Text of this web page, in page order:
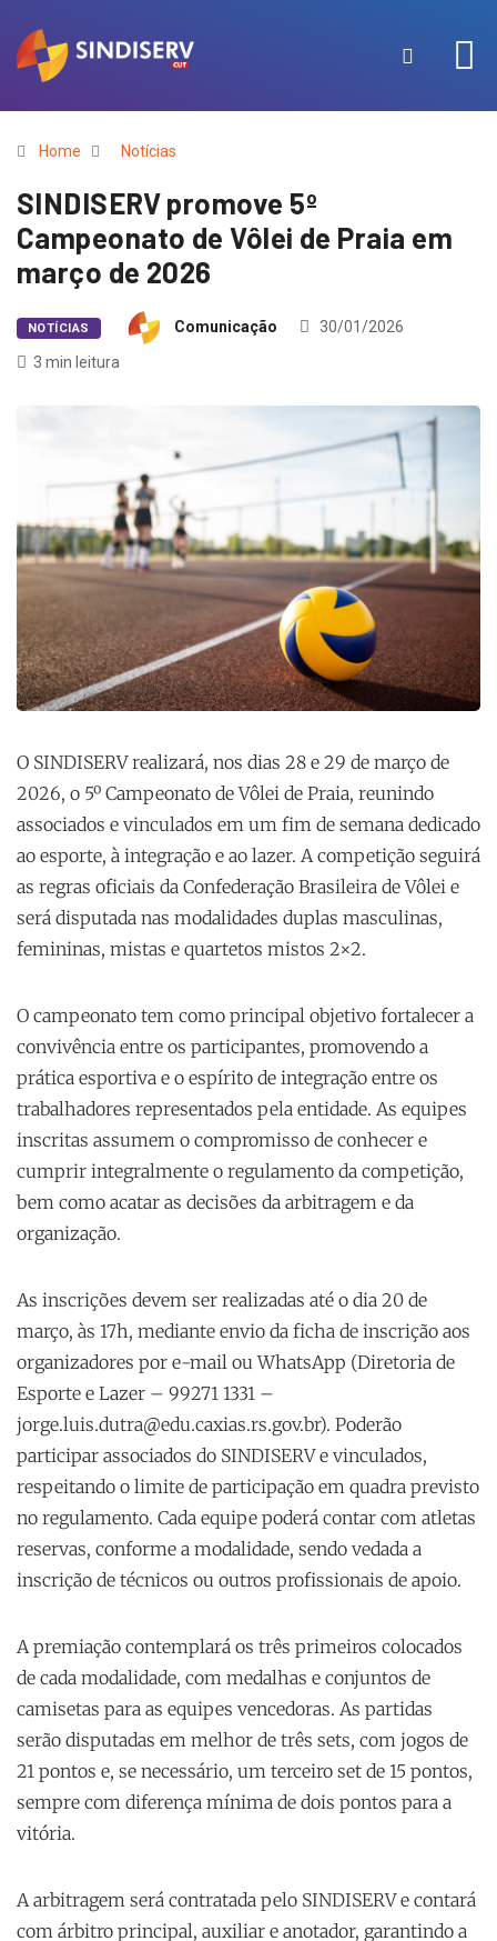
Home Notícias
SINDISERV promove 5º
Campeonato de Vôlei de Praia em
março de 2026
NOTÍCIAS Comunicação
30/01/2026
3 min leitura
O SINDISERV realizará, nos dias 28 e 29 de março de
2026, o 5º Campeonato de Vôlei de Praia, reunindo
associados e vinculados em um fim de semana dedicado
ao esporte, à integração e ao lazer. A competição seguirá
as regras oficiais da Confederação Brasileira de Vôlei e
será disputada nas modalidades duplas masculinas,
femininas, mistas e quartetos mistos 2×2.
O campeonato tem como principal objetivo fortalecer a
convivência entre os participantes, promovendo a
prática esportiva e o espírito de integração entre os
trabalhadores representados pela entidade. As equipes
inscritas assumem o compromisso de conhecer e
cumprir integralmente o regulamento da competição,
bem como acatar as decisões da arbitragem e da
organização.
As inscrições devem ser realizadas até o dia 20 de
março, às 17h, mediante envio da ficha de inscrição aos
organizadores por e-mail ou WhatsApp (Diretoria de
Esporte e Lazer – 99271 1331 –
jorge.luis.dutra@edu.caxias.rs.gov.br). Poderão
participar associados do SINDISERV e vinculados,
respeitando o limite de participação em quadra previsto
no regulamento. Cada equipe poderá contar com atletas
reservas, conforme a modalidade, sendo vedada a
inscrição de técnicos ou outros profissionais de apoio.
A premiação contemplará os três primeiros colocados
de cada modalidade, com medalhas e conjuntos de
camisetas para as equipes vencedoras. As partidas
serão disputadas em melhor de três sets, com jogos de
21 pontos e, se necessário, um terceiro set de 15 pontos,
sempre com diferença mínima de dois pontos para a
vitória.
A arbitragem será contratada pelo SINDISERV e contará
com árbitro principal, auxiliar e anotador, garantindo a